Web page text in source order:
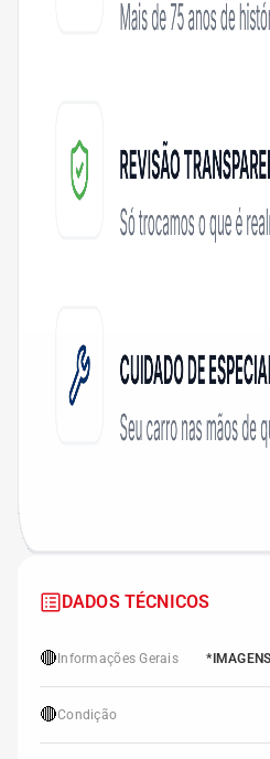
DADOS TÉCNICOS
🔴 Informações Gerais
🔴Condição